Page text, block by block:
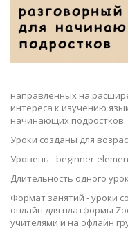
направленных на
интереса к изучению
начинающих подростков.
Уроки созданы для
Уровень - beginner-
Длительность одного
Формат занятий - уроки
онлайн для платформы
учителями и на офлайн